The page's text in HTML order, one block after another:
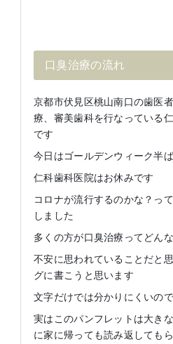
口臭治療の流れ
京都市伏見区桃山南口の歯医
療、審美歯科を行なっている
です
今日はゴールデンウィーク半
仁科歯科医院はお休みです
コロナが流行するのかな？っ
しました
多くの方が口臭治療ってどん
不安に思われていることだと
グに書こうと思います
文字だけでは分かりにくいの
実はこのパンフレットは大き
に家に帰っても読み返しても